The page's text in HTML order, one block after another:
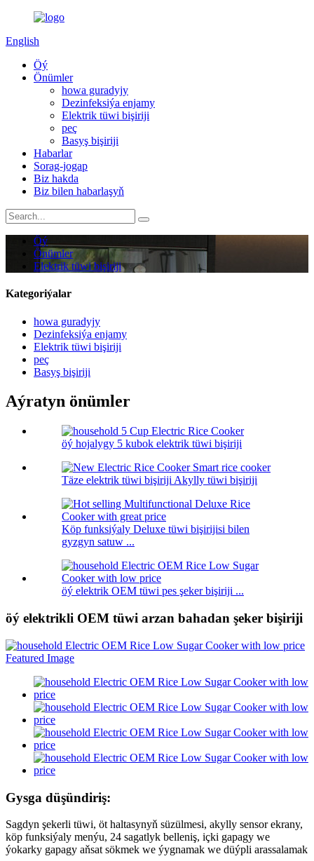
English
Öý
Önümler
howa guradyjy
Dezinfeksiýa enjamy
Elektrik tüwi bişiriji
peç
Basyş bişiriji
Habarlar
Sorag-jogap
Biz hakda
Biz bilen habarlaşyň
Öý
Önümler
Elektrik tüwi bişiriji
Kategoriýalar
howa guradyjy
Dezinfeksiýa enjamy
Elektrik tüwi bişiriji
peç
Basyş bişiriji
Aýratyn önümler
öý hojalygy 5 kubok elektrik tüwi bişiriji
Täze elektrik tüwi bişiriji Akylly tüwi bişiriji
Köp funksiýaly Deluxe tüwi bişirijisi bilen
gyzgyn satuw ...
öý elektrik OEM tüwi pes şeker bişiriji ...
öý elektrikli OEM tüwi arzan bahadan şeker bişiriji
Gysga düşündiriş:
Sagdyn şekerli tüwi, öt haltasynyň süzülmesi, akylly sensor ekrany,
köp funksiýaly menýu, 24 sagatlyk belleniş, içki gapagy we
ýokarky gapagy aňsat sökmek we ýygnamak we düýpli arassalamak